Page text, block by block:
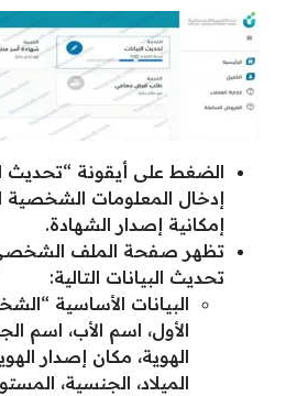
الضغط على أيقونة “تحديث
إدخال المعلومات
إمكانية إصدار الشهادة.
تظهر صفحة الملف
تحديث البيانات التالية:
البيانات الأساسية
الأول، اسم الأب، اسم
الهوية، مكان إصدار
الميلاد، الجنسية،